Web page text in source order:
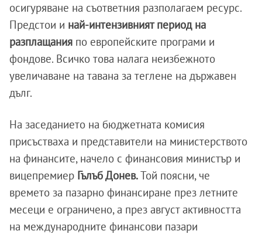
осигуряване на съответния разполагаем ресурс.
Предстои и най-интензивният период на
разплащания по европейските програми и
фондове. Всичко това налага неизбежното
увеличаване на тавана за теглене на държавен
дълг.
На заседанието на бюджетната комисия
присъстваха и представители на министерството
на финансите, начело с финансовия министър и
вицепремиер Гълъб Донев.Той поясни, че
времето за пазарно финансиране през летните
месеци е ограничено, а през август активността
на международните финансови пазари